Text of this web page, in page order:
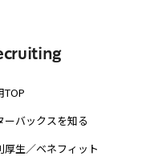
TOP
ーバックスを知る
厚生／ベネフィット